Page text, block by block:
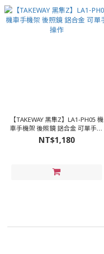
【TAKEWAY 黑隼Z】LA1-PH05 機
車手機架 後照鏡 鋁合金 可單手操
作
NT$1,180